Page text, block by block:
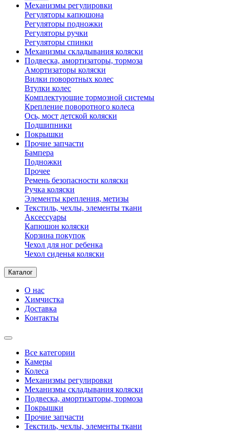
Механизмы регулировки
Регуляторы капюшона
Регуляторы подножки
Регуляторы ручки
Регуляторы спинки
Механизмы складывания коляски
Подвеска, амортизаторы, тормоза
Амортизаторы коляски
Вилки поворотных колес
Втулки колес
Комплектующие тормозной системы
Крепление поворотного колеса
Ось, мост детской коляски
Подшипники
Покрышки
Прочие запчасти
Бампера
Подножки
Прочее
Ремень безопасности коляски
Ручка коляски
Элементы крепления, метизы
Текстиль, чехлы, элементы ткани
Аксессуары
Капюшон коляски
Корзина покупок
Чехол для ног ребенка
Чехол сиденья коляски
Каталог
О нас
Химчистка
Доставка
Контакты
Все категории
Камеры
Колеса
Механизмы регулировки
Механизмы складывания коляски
Подвеска, амортизаторы, тормоза
Покрышки
Прочие запчасти
Текстиль, чехлы, элементы ткани